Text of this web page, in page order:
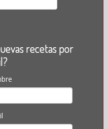
recetas por